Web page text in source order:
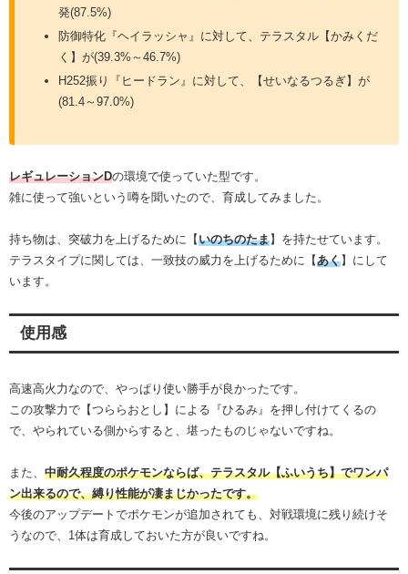
発(87.5%)
防御特化『ヘイラッシャ』に対して、テラスタル【かみくだ
く】が(39.3%～46.7%)
H252振り『ヒードラン』に対して、【せいなるつるぎ】が
(81.4～97.0%)
レギュレーションDの環境で使っていた型です。
雑に使って強いという噂を聞いたので、育成してみました。
持ち物は、突破力を上げるために【いのちのたま】を持たせています。
テラスタイプに関しては、一致技の威力を上げるために【あく】にして
います。
使用感
高速高火力なので、やっぱり使い勝手が良かったです。
この攻撃力で【つららおとし】による『ひるみ』を押し付けてくるの
で、やられている側からすると、堪ったものじゃないですね。
また、 中耐久程度のポケモンならば、テラスタル【ふいうち】でワンパ
ン出来るので、縛り性能が凄まじかったです。
今後のアップデートでポケモンが追加されても、対戦環境に残り続けそ
うなので、1体は育成しておいた方が良いですね。